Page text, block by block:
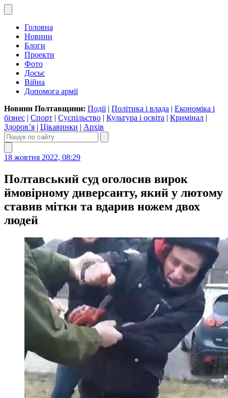
Головна
Новини
Блоги
Проекти
Фото
Досьє
Війна
Допомога армії
Новини Полтавщини: Події| Політика і влада | Економіка і
бізнес | Спорт | Суспільство | Культура і освіта | Кримінал |
Здоров’я | Цікавинки | Архів
18 жовтня 2022, 08:29
Полтавський суд оголосив вирок
ймовірному диверсанту, який у лютому
ставив мітки та вдарив ножем двох
людей